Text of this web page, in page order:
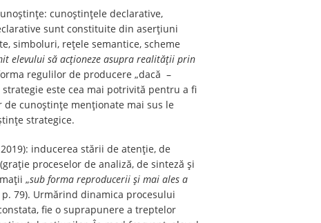
cunoştințele declarative,
sunt constituite din aserțiuni
simboluri, rețele semantice, scheme
elevului să acționeze asupra realității prin
regulilor de producere „dacă –
este cea mai potrivită pentru a fi
de cunoștințe menționate mai sus le
strategice.
inducerea stării de atenție, de
proceselor de analiză, de sinteză și
„sub forma reproducerii și mai ales a
p. 79). Urmărind dinamica procesului
fie o suprapunere a treptelor